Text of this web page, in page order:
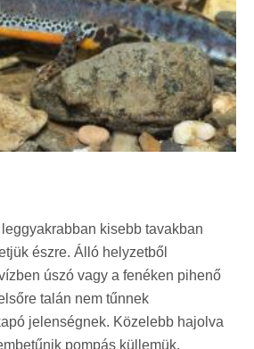
kisebb tavakban
észre. Álló helyzetből
úszó vagy a fenéken pihenő
talán nem tűnnek
jelenségnek. Közelebb hajolva
pompás küllemük.